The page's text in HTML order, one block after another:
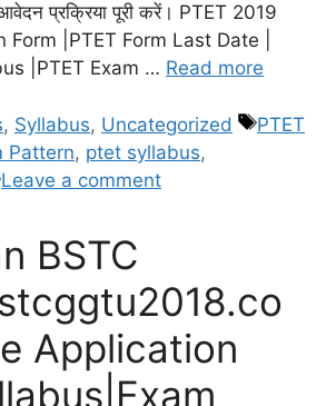
आवेदन प्रक्रिया पूरी करें। PTET 2019
|PTET Form Last Date |
|PTET Exam … Read more
, Syllabus, Uncategorized
PTET
Pattern, ptet syllabus,
Leave a comment
BSTC
Application